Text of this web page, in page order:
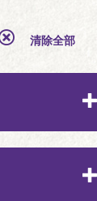
清除全部